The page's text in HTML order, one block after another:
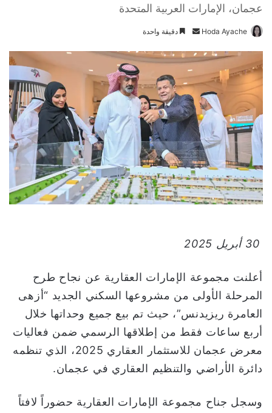
عجمان، الإمارات العربية المتحدة
Hoda Ayache
س
ل
ب
ر
ي
ا
إ
ل
ك
ت
ا
دقيقة واحدة
أعلنت مجموعة الإمارات العقارية عن نجاح طرح
المرحلة الأولى من مشروعها السكني الجديد “أزهى
العامرة ريزيدنس”، حيث تم بيع جميع وحداتها خلال
أربع ساعات فقط من إطلاقها الرسمي ضمن فعاليات
معرض عجمان للاستثمار العقاري 2025، الذي تنظمه
دائرة الأراضي والتنظيم العقاري في عجمان.
وسجل جناح مجموعة الإمارات العقارية حضوراً لافتاً